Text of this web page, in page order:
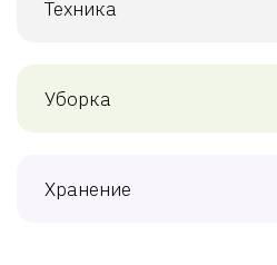
Техника
Уборка
Хранение